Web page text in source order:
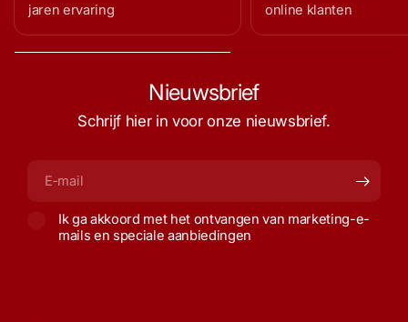
jaren ervaring online klanten
Nieuwsbrief
Schrijf hier in voor onze nieuwsbrief.
Ik ga akkoord met het ontvangen van marketing-e-
mails en speciale aanbiedingen